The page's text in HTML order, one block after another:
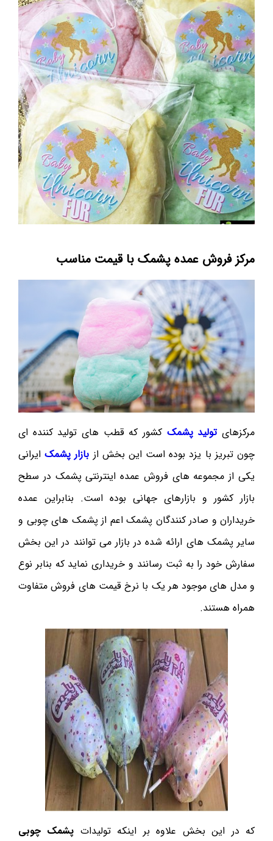
مرکز فروش عمده پشمک با قیمت مناسب
مرکزهایتولید پشمک کشور که قطب های تولید کننده ای
چون تبریز با یزد بوده است این بخش از بازار پشمکایرانی
یکی از مجموعه های فروش عمده اینترنتی پشمک در سطح
بازار کشور و بازارهای جهانی بوده است. بنابراین عمده
خریداران و صادر کنندگان پشمک اعم از پشمک های چوبی و
سایر پشمک های ارائه شده در بازار می توانند در این بخش
سفارش خود را به ثبت رسانند و خریداری نماید که بنابر نوع
و مدل های موجود هر یک با نرخ قیمت های فروش متفاوت
همراه هستند.
که در این بخش علاوه بر اینکه تولیدات پشمک چوبی